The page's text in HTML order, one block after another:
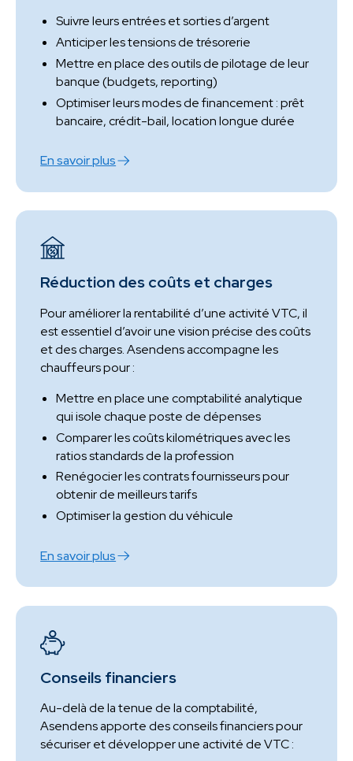
Suivre leurs entrées et sorties d’argent
Anticiper les tensions de trésorerie
Mettre en place des outils de pilotage de leur
banque (budgets, reporting)
Optimiser leurs modes de financement : prêt
bancaire, crédit-bail, location longue durée
En savoir plus
Réduction des coûts et charges
Pour améliorer la rentabilité d’une activité VTC, il
est essentiel d’avoir une vision précise des coûts
et des charges. Asendens accompagne les
chauffeurs pour :
Mettre en place une comptabilité analytique
qui isole chaque poste de dépenses
Comparer les coûts kilométriques avec les
ratios standards de la profession
Renégocier les contrats fournisseurs pour
obtenir de meilleurs tarifs
Optimiser la gestion du véhicule
En savoir plus
Conseils financiers
Au-delà de la tenue de la comptabilité,
Asendens apporte des conseils financiers pour
sécuriser et développer une activité de VTC :